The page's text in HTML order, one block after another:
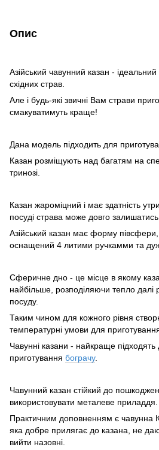
Опис
Азійський чавунний казан -
східних страв.
Але і будь-які звичні Вам страви
смакуватимуть краще!
Дана модель підходить для
Казан розміщують над багатям на
тринозі.
Казан жароміцний і має здатність
посуді страва може довго
Азійський казан має форму
оснащений 4 литими ручкамми та
Сферичне дно - це місце в якому
найбільше, розподіляючи тепло далі
посуду.
Таким чином для кожного рівня
температурні умови для
Чавунні казани - найкраще підходять
приготування бограчу.
Чавунний казан стійкий до
використовувати металеве приладдя.
Практичним доповненням є чавунна
яка добре прилягає до казана, не
вийти назовні.